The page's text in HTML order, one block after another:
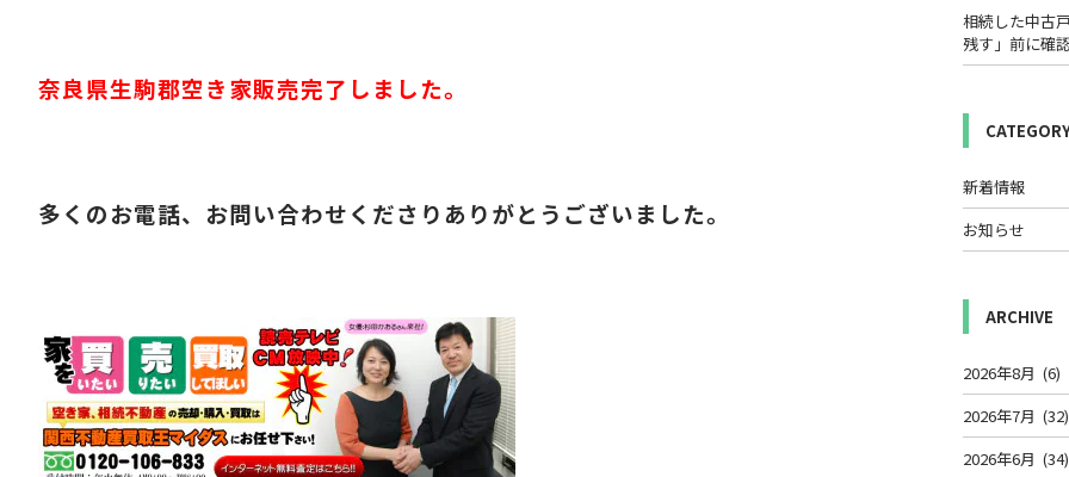
奈良県生駒郡空き家販売完了しました。
多くのお電話、お問い合わせくださりありがとうございました。
相続した中古
残す」前に確
新着情報
お知らせ
ARCHIVE
2026年8月 (6)
2026年7月 (32)
2026年6月 (34)